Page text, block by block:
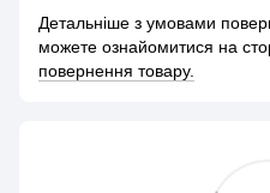
Детальніше з умовами
можете ознайомитися на
повернення товару.